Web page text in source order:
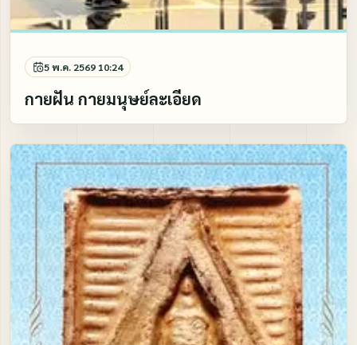
5 พ.ค. 2569 10:24
กายฝัน กายมนุษย์ละเอียด